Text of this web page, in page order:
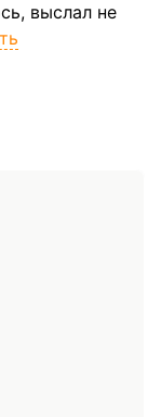
выслал не